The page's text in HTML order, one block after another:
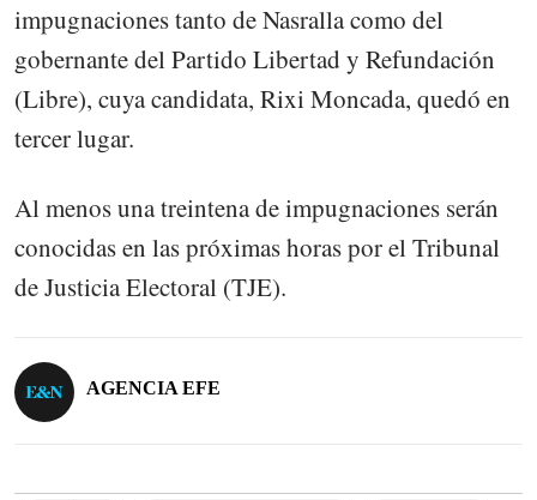
impugnaciones tanto de Nasralla como del
gobernante del Partido Libertad y Refundación
(Libre), cuya candidata, Rixi Moncada, quedó en
tercer lugar.
Al menos una treintena de impugnaciones serán
conocidas en las próximas horas por el Tribunal
de Justicia Electoral (TJE).
AGENCIA EFE